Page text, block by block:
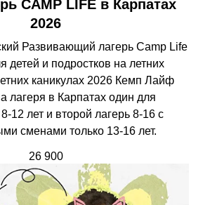
CAMP LIFE в Карпатах
2026
Развивающий лагерь Camp Life
детей и подростков на летних
каникулах 2026 Кемп Лайф
лагеря в Карпатах один для
12 лет и второй лагерь 8-16 с
сменами только 13-16 лет.
26 900